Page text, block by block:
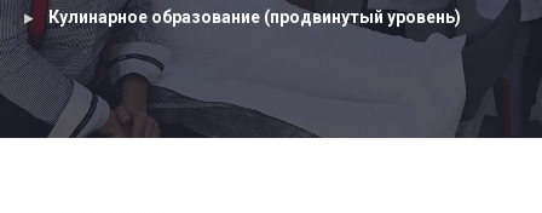
Кулинарное образование (продвинутый уровень)